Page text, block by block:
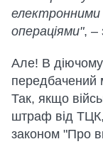
електронними
операціями", –
Але! В діючому
передбачений
Так, якщо
штраф від ТЦК,
законом "Про